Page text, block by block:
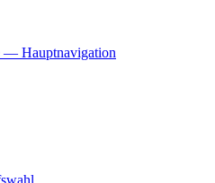
— Hauptnavigation